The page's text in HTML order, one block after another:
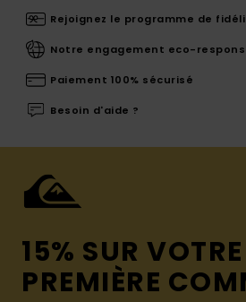
Rejoignez le programme de
Notre engagement eco-
Paiement 100% sécurisé
Besoin d'aide ?
15% SUR VOTRE
PREMIÈRE